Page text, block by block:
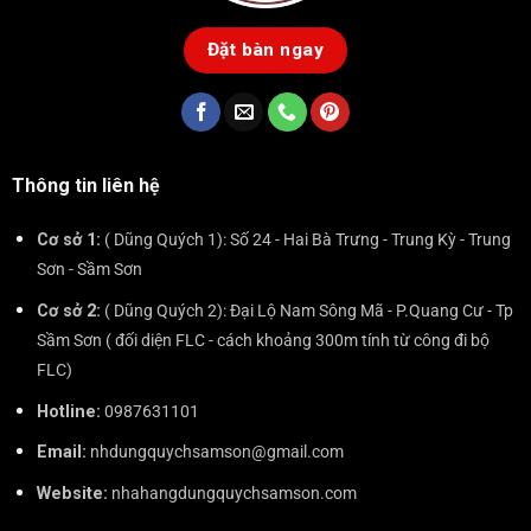
Đặt bàn ngay
Thông tin liên hệ
Cơ sở 1: ( Dũng Quých 1): Số 24 - Hai Bà Trưng - Trung Kỳ - Trung
Sơn - Sầm Sơn
Cơ sở 2: ( Dũng Quých 2): Đại Lộ Nam Sông Mã - P.Quang Cư - Tp
Sầm Sơn ( đối diện FLC - cách khoảng 300m tính từ công đi bộ
FLC)
Hotline: 0987631101
Email: nhdungquychsamson@gmail.com
Website: nhahangdungquychsamson.com